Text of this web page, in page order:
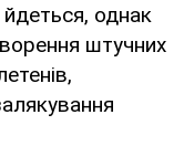
йдеться, однак
штучних